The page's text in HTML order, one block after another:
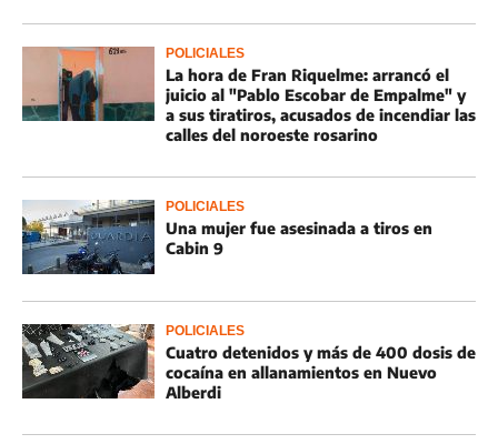
POLICIALES
La hora de Fran Riquelme: arrancó el
juicio al "Pablo Escobar de Empalme" y
a sus tiratiros, acusados de incendiar las
calles del noroeste rosarino
POLICIALES
Una mujer fue asesinada a tiros en
Cabin 9
POLICIALES
Cuatro detenidos y más de 400 dosis de
cocaína en allanamientos en Nuevo
Alberdi